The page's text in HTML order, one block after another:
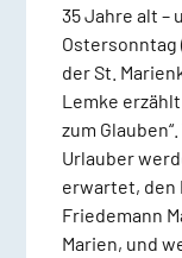
35 Jahre alt –
Ostersonntag
der St.
Lemke
zum
Urlauber
erwartet, den
Friedemann
Marien, und